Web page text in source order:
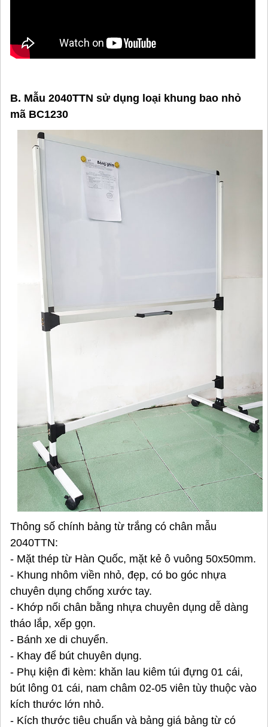
B. Mẫu 2040TTN sử dụng loại khung bao nhỏ
mã BC1230
Thông số chính bảng từ trắng có chân mẫu
2040TTN:
- Mặt thép từ Hàn Quốc, mặt kẻ ô vuông 50x50mm.
- Khung nhôm viền nhỏ, đẹp, có bo góc nhựa
chuyên dụng chống xước tay.
- Khớp nối chân bằng nhựa chuyên dụng dễ dàng
tháo lắp, xếp gọn.
- Bánh xe di chuyển.
- Khay để bút chuyên dụng.
- Phụ kiện đi kèm: khăn lau kiêm túi đựng 01 cái,
bút lông 01 cái, nam châm 02-05 viên tùy thuộc vào
kích thước lớn nhỏ.
- Kích thước tiêu chuẩn và bảng giá bảng từ có